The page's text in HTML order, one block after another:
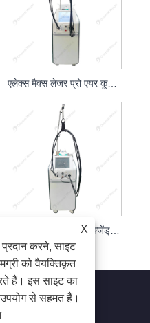
एलेक्स मैक्स लेजर प्रो एयर कूलिंग ब्यूटी सैलून और क्लिनिक
X
करने, साइट
को वैयक्तिकृत
हैं। इस साइट का
से सहमत हैं।